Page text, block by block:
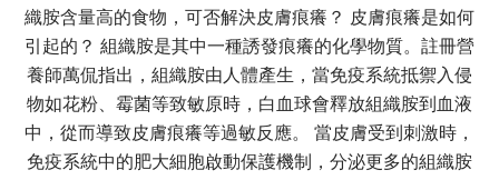
織胺含量高的食物，可否解決皮膚痕癢？ 皮膚痕癢是如何
引起的？ 組織胺是其中一種誘發痕癢的化學物質。註冊營
養師萬侃指出，組織胺由人體產生，當免疫系統抵禦入侵
物如花粉、霉菌等致敏原時，白血球會釋放組織胺到血液
中，從而導致皮膚痕癢等過敏反應。 當皮膚受到刺激時，
免疫系統中的肥大細胞啟動保護機制，分泌更多的組織胺